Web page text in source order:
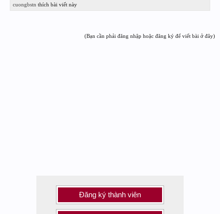
cuongbstn thích bài viết này
(Bạn cần phải đăng nhập hoặc đăng ký để viết bài ở đây)
Đăng ký thành viên